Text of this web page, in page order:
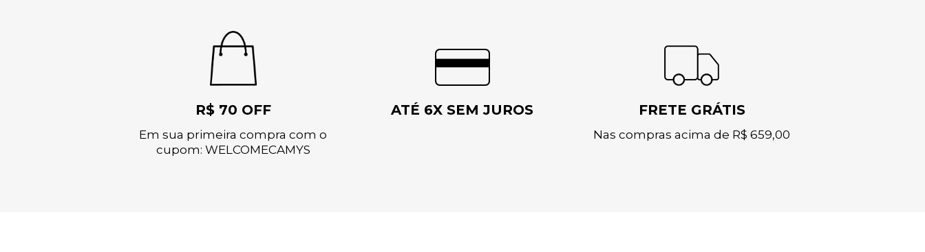
R$ 70 OFF
Em sua primeira compra com o
cupom: WELCOMECAMYS
ATÉ 6X SEM JUROS FRETE GRÁTIS
Nas compras acima de R$ 659,00